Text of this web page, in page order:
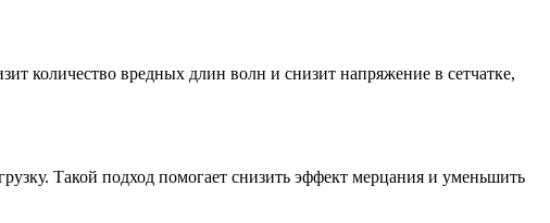
количество вредных длин волн и снизит напряжение в сетчатке,
Такой подход помогает снизить эффект мерцания и уменьшить